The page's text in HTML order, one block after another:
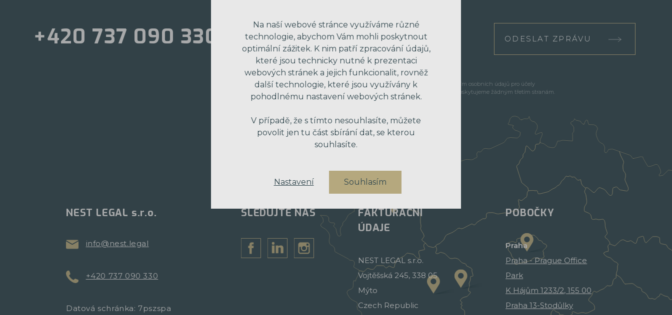
+420 737 090 330 ODESLAT ZPRÁVU
* Odesláním formuláře souhlasím se zpracováním osobních údajů pro účely
obchodní nabídky. Vaše osobní údaje dále neposkytujeme žádným třetím stranám.
NEST LEGAL s.r.o.
info@nest.legal
+420 737 090 330
Datová schránka: 7pszspa
SLEDUJTE NÁS
FAKTURAČNÍ
ÚDAJE
NEST LEGAL s.r.o.
Vojtěšská 245, 338 05
Mýto
Czech Republic
POBOČKY
Praha
Praha - Prague Office
Park
K Hájům 1233/2, 155 00
Praha 13-Stodůlky
Na naší webové stránce využíváme různé
technologie, abychom Vám mohli poskytnout
optimální zážitek. K nim patří zpracování údajů,
které jsou technicky nutné k prezentaci
webových stránek a jejich funkcionalit, rovněž
další technologie, které jsou využívány k
pohodlnému nastavení webových stránek.
V případě, že s tímto nesouhlasíte, můžete
povolit jen tu část sbírání dat, se kterou
souhlasíte.
Nastavení Souhlasím